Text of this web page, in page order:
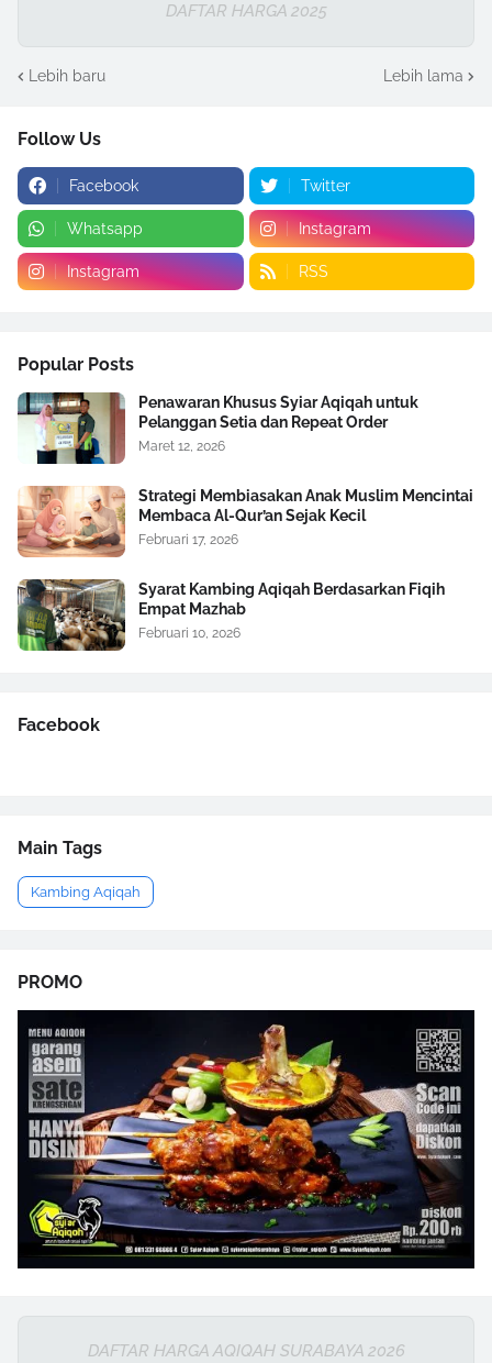
DAFTAR HARGA 2025
Lebih baru Lebih lama
Follow Us
Facebook Twitter
Whatsapp Instagram
Instagram RSS
Popular Posts
Penawaran Khusus Syiar Aqiqah untuk
Pelanggan Setia dan Repeat Order
Maret 12, 2026
Strategi Membiasakan Anak Muslim Mencintai
Membaca Al-Qur’an Sejak Kecil
Februari 17, 2026
Syarat Kambing Aqiqah Berdasarkan Fiqih
Empat Mazhab
Februari 10, 2026
Facebook
Main Tags
Kambing Aqiqah
PROMO
DAFTAR HARGA AQIQAH SURABAYA 2026